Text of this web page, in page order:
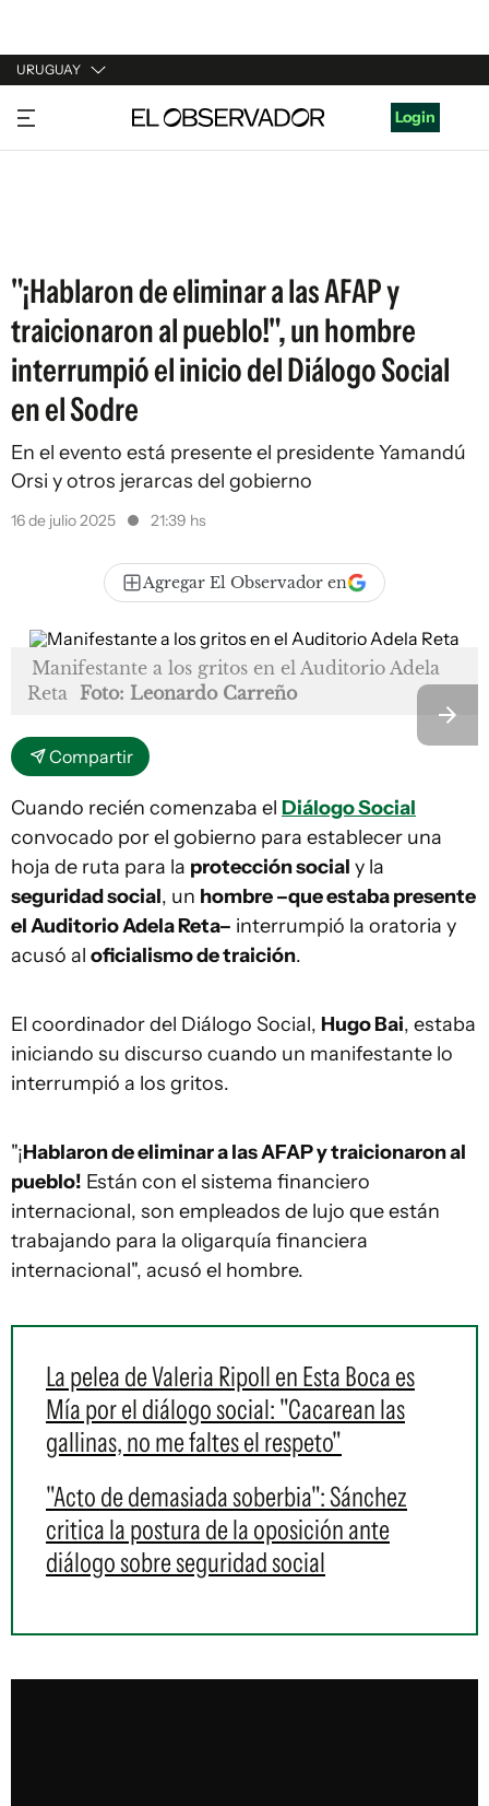
URUGUAY
URUGUAY
ARGENTINA
Login
"¡Hablaron de eliminar a las AFAP y
traicionaron al pueblo!", un hombre
interrumpió el inicio del Diálogo Social
en el Sodre
En el evento está presente el presidente Yamandú
Orsi y otros jerarcas del gobierno
16 de julio 2025 21:39 hs
Agregar El Observador en
Manifestante a los gritos en el Auditorio Adela
Reta Foto: Leonardo Carreño
Compartir
Cuando recién comenzaba el Diálogo Social
convocado por el gobierno para establecer una
hoja de ruta para la protección social y la
seguridad social, un hombre –que estaba presente
el Auditorio Adela Reta– interrumpió la oratoria y
acusó al oficialismo de traición.
El coordinador del Diálogo Social, Hugo Bai, estaba
iniciando su discurso cuando un manifestante lo
interrumpió a los gritos.
"¡Hablaron de eliminar a las AFAP y traicionaron al
pueblo! Están con el sistema financiero
internacional, son empleados de lujo que están
trabajando para la oligarquía financiera
internacional", acusó el hombre.
La pelea de Valeria Ripoll en Esta Boca es
Mía por el diálogo social: "Cacarean las
gallinas, no me faltes el respeto"
"Acto de demasiada soberbia": Sánchez
critica la postura de la oposición ante
diálogo sobre seguridad social